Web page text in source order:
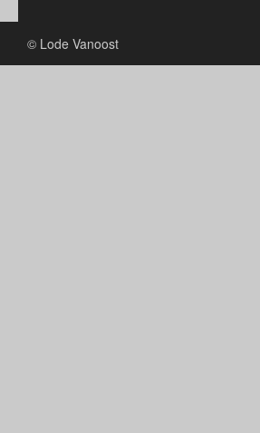
© Lode Vanoost